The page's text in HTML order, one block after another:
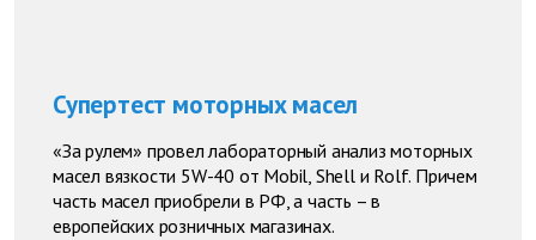
Супертест моторных масел
«За рулем» провел лабораторный анализ моторных
масел вязкости 5W-40 от Mobil, Shell и Rolf. Причем
часть масел приобрели в РФ, а часть – в
европейских розничных магазинах.